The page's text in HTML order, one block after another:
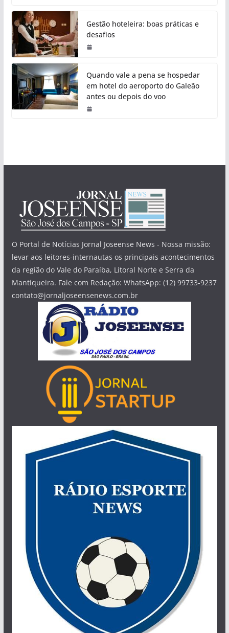
Gestão hoteleira: boas práticas e
desafios
Quando vale a pena se hospedar
em hotel do aeroporto do Galeão
antes ou depois do voo
O Portal de Notícias Jornal Joseense News - Nossa missão:
levar aos leitores-internautas os principais acontecimentos
da região do Vale do Paraíba, Litoral Norte e Serra da
Mantiqueira. Fale com Redação: WhatsApp: (12) 99733-9237
contato@jornaljoseensenews.com.br